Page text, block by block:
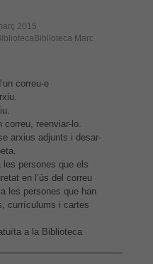
2015
Marc
correu-e
correu, reenviar-lo.
arxius adjunts i desar-
les persones que els
en l’ús del correu
les persones que han
currículums i cartes
a la Biblioteca
cookies no
són
opcionals,
necessàries
per al bon
funcionament
web.
Estadístiques